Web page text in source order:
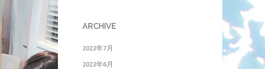
ARCHIVE
2023年7月
2023年6月